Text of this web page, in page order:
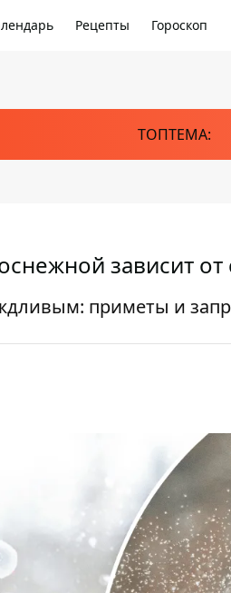
Рецепты Гороскоп
ТОПТЕМА:
зависит
приметы и